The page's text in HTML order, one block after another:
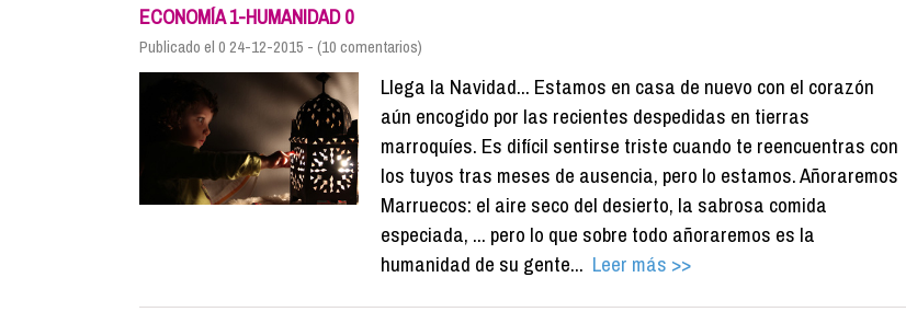
ECONOMÍA 1-HUMANIDAD 0
Publicado el 0 24-12-2015 - (10 comentarios)
Llega la Navidad... Estamos en casa de nuevo con el corazón
aún encogido por las recientes despedidas en tierras
marroquíes. Es difícil sentirse triste cuando te reencuentras con
los tuyos tras meses de ausencia, pero lo estamos. Añoraremos
Marruecos: el aire seco del desierto, la sabrosa comida
especiada, ... pero lo que sobre todo añoraremos es la
humanidad de su gente... Leer más >>